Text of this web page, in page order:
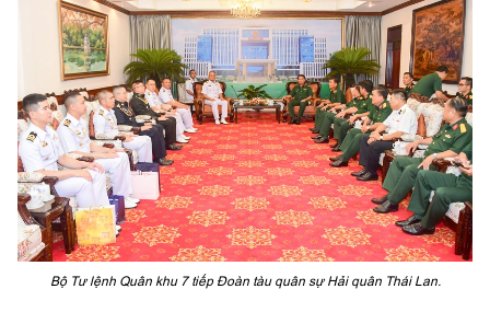
Bộ Tư lệnh Quân khu 7 tiếp Đoàn tàu quân sự Hải quân Thái Lan.